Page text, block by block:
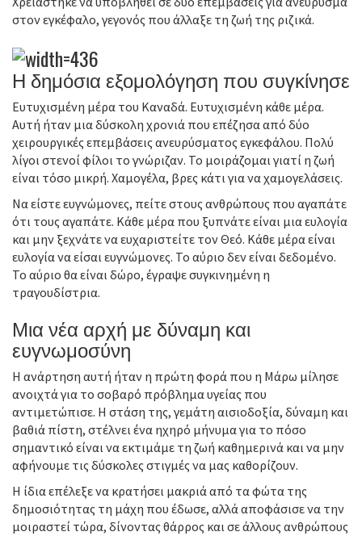
στον εγκέφαλο, γεγονός που άλλαξε τη ζωή της ριζικά.
Η δημόσια εξομολόγηση που συγκίνησε
Ευτυχισμένη μέρα του Καναδά. Ευτυχισμένη κάθε μέρα.
Αυτή ήταν μια δύσκολη χρονιά που επέζησα από δύο
χειρουργικές επεμβάσεις ανευρύσματος εγκεφάλου. Πολύ
λίγοι στενοί φίλοι το γνώριζαν. Το μοιράζομαι γιατί η ζωή
είναι τόσο μικρή. Χαμογέλα, βρες κάτι για να χαμογελάσεις.
Να είστε ευγνώμονες, πείτε στους ανθρώπους που αγαπάτε
ότι τους αγαπάτε. Κάθε μέρα που ξυπνάτε είναι μια ευλογία
και μην ξεχνάτε να ευχαριστείτε τον Θεό. Κάθε μέρα είναι
ευλογία να είσαι ευγνώμονες. Το αύριο δεν είναι δεδομένο.
Το αύριο θα είναι δώρο, έγραψε συγκινημένη η
τραγουδίστρια.
Μια νέα αρχή με δύναμη και
ευγνωμοσύνη
Η ανάρτηση αυτή ήταν η πρώτη φορά που η Μάρω μίλησε
ανοιχτά για το σοβαρό πρόβλημα υγείας που
αντιμετώπισε. Η στάση της, γεμάτη αισιοδοξία, δύναμη και
βαθιά πίστη, στέλνει ένα ηχηρό μήνυμα για το πόσο
σημαντικό είναι να εκτιμάμε τη ζωή καθημερινά και να μην
αφήνουμε τις δύσκολες στιγμές να μας καθορίζουν.
Η ίδια επέλεξε να κρατήσει μακριά από τα φώτα της
δημοσιότητας τη μάχη που έδωσε, αλλά αποφάσισε να την
μοιραστεί τώρα, δίνοντας θάρρος και σε άλλους ανθρώπους